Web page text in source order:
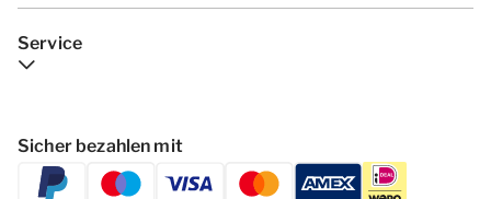
Service
Sicher bezahlen mit